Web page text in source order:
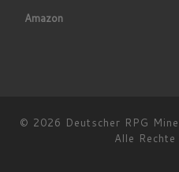
Amazon
© 2026 Deutscher RPG
Alle